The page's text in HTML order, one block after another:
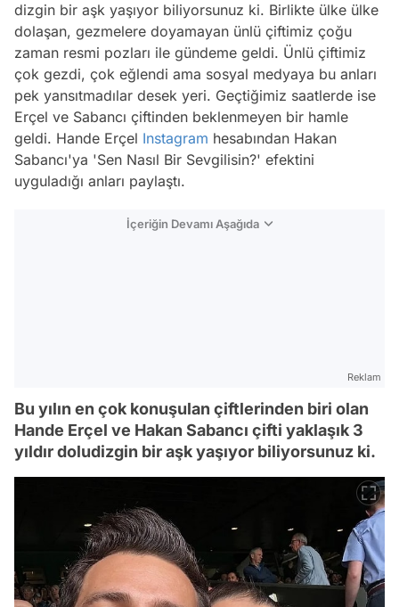
dizgin bir aşk yaşıyor biliyorsunuz ki. Birlikte ülke ülke
dolaşan, gezmelere doyamayan ünlü çiftimiz çoğu
zaman resmi pozları ile gündeme geldi. Ünlü çiftimiz
çok gezdi, çok eğlendi ama sosyal medyaya bu anları
pek yansıtmadılar desek yeri. Geçtiğimiz saatlerde ise
Erçel ve Sabancı çiftinden beklenmeyen bir hamle
geldi. Hande Erçel Instagram hesabından Hakan
Sabancı'ya 'Sen Nasıl Bir Sevgilisin?' efektini
uyguladığı anları paylaştı.
İçeriğin Devamı Aşağıda
Reklam
Bu yılın en çok konuşulan çiftlerinden biri olan
Hande Erçel ve Hakan Sabancı çifti yaklaşık 3
yıldır doludizgin bir aşk yaşıyor biliyorsunuz ki.